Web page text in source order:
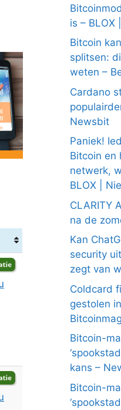
is – BLOX
Bitcoin
splitsen:
weten –
Cardano
Newsbit
Paniek!
Bitcoin en
netwerk,
BLOX |
CLARITY
na de
Kan
security
zegt van
Coldcard
gestolen
Bitcoin-
kans –
Bitcoin-